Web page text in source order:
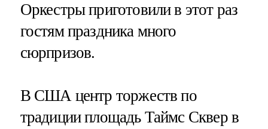
Оркестры приготовили в этот раз
гостям праздника много
сюрпризов.
В США центр торжеств по
традиции площадь Таймс Сквер в